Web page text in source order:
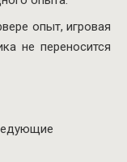
опыт, игровая
не переносится